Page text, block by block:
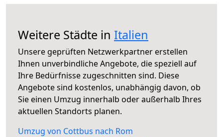
Weitere Städte in Italien
Unsere geprüften Netzwerkpartner erstellen
Ihnen unverbindliche Angebote, die speziell auf
Ihre Bedürfnisse zugeschnitten sind. Diese
Angebote sind kostenlos, unabhängig davon, ob
Sie einen Umzug innerhalb oder außerhalb Ihres
aktuellen Standorts planen.
Umzug von Cottbus nach Rom